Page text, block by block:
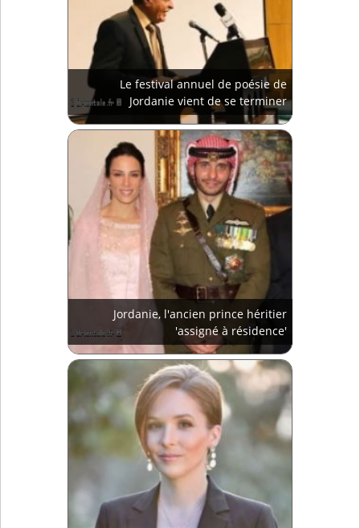
Le festival annuel de poésie de
Jordanie vient de se terminer
Jordanie, l'ancien prince héritier
'assigné à résidence'